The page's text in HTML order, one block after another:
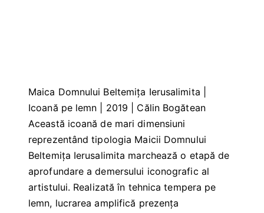
Maica Domnului Beltemița Ierusalimita |
Icoană pe lemn | 2019 | Călin Bogătean
Această icoană de mari dimensiuni
reprezentând tipologia Maicii Domnului
Beltemița Ierusalimita marchează o etapă de
aprofundare a demersului iconografic al
artistului. Realizată în tehnica tempera pe
lemn, lucrarea amplifică prezența